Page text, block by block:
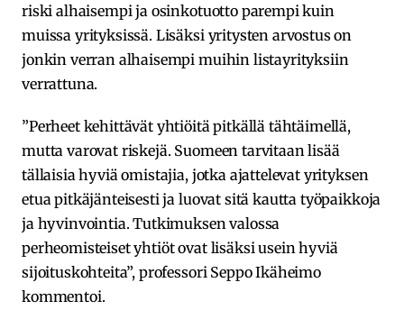
riski alhaisempi ja osinkotuotto parempi kuin
muissa yrityksissä. Lisäksi yritysten arvostus on
jonkin verran alhaisempi muihin listayrityksiin
verrattuna.
”Perheet kehittävät yhtiöitä pitkällä tähtäimellä,
mutta varovat riskejä. Suomeen tarvitaan lisää
tällaisia hyviä omistajia, jotka ajattelevat yrityksen
etua pitkäjänteisesti ja luovat sitä kautta työpaikkoja
ja hyvinvointia. Tutkimuksen valossa
perheomisteiset yhtiöt ovat lisäksi usein hyviä
sijoituskohteita”, professori Seppo Ikäheimo
kommentoi.